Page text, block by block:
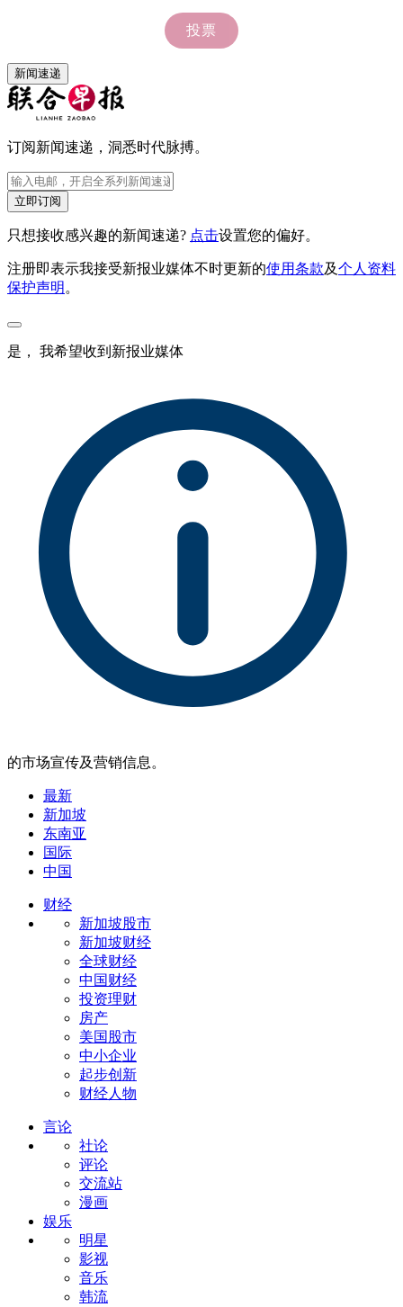
新闻速递
订阅新闻速递，洞悉时代脉搏。
立即订阅
只想接收感兴趣的新闻速递? 点击设置您的偏好。
注册即表示我接受新报业媒体不时更新的使用条款及个人资料
保护声明。
是， 我希望收到新报业媒体
的市场宣传及营销信息。
最新
新加坡
东南亚
国际
中国
财经
新加坡股市
新加坡财经
全球财经
中国财经
投资理财
房产
美国股市
中小企业
起步创新
财经人物
言论
社论
评论
交流站
漫画
娱乐
明星
影视
音乐
韩流